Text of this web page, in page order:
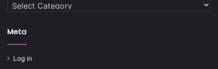
Categories
Meta
Log in